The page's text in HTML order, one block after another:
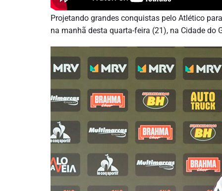
Projetando grandes conquistas pelo Atlético
na manhã desta quarta-feira (21), na Cidade do